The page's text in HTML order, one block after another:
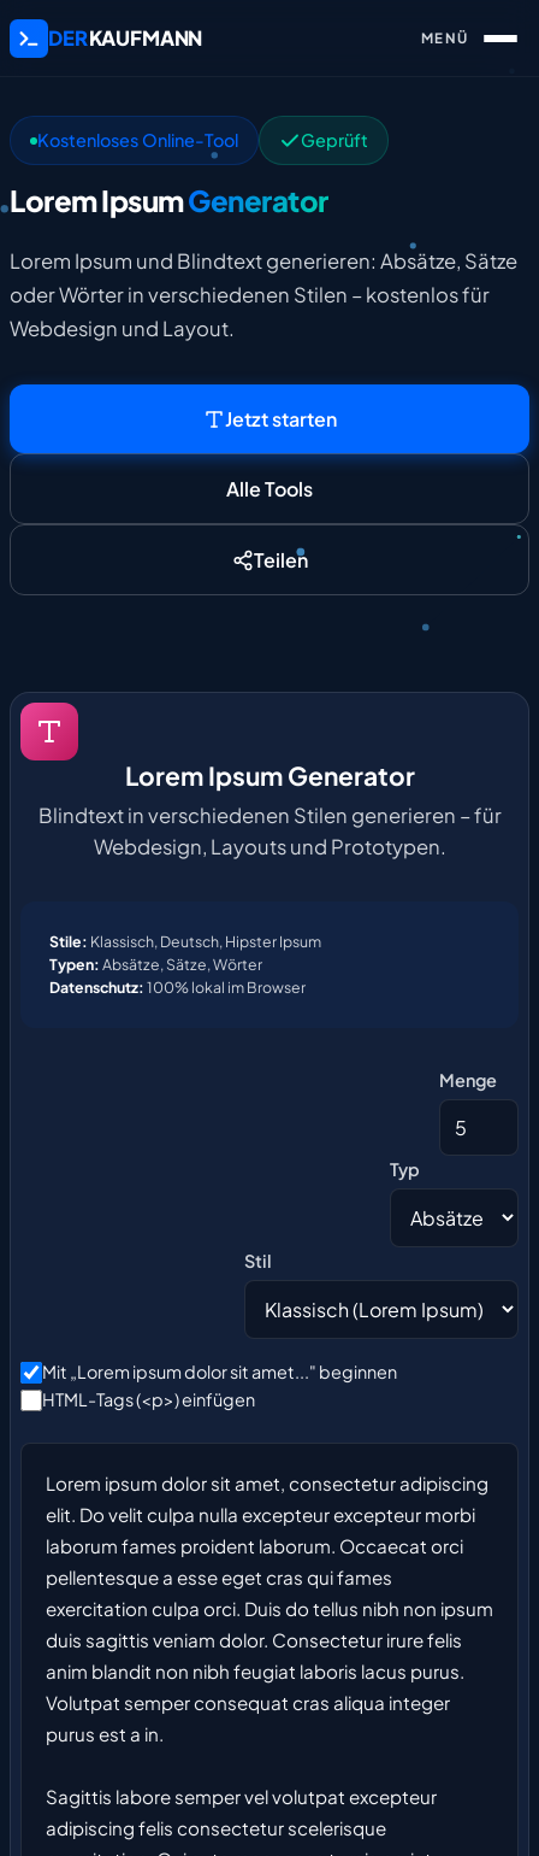
DERKAUFMANN
Kostenloses Online-Tool Geprüft
Lorem IpsumGenerator
Lorem Ipsum und Blindtext generieren: Absätze, Sätze
oder Wörter in verschiedenen Stilen – kostenlos für
Webdesign und Layout.
Jetzt starten
Alle Tools
Teilen
Lorem Ipsum Generator
Blindtext in verschiedenen Stilen generieren – für
Webdesign, Layouts und Prototypen.
Stile: Klassisch, Deutsch, Hipster Ipsum
Typen:Absätze, Sätze, Wörter
Datenschutz:100% lokal im Browser
Menge
Typ
Stil
Mit „Lorem ipsum dolor sit amet..." beginnen
HTML-Tags (<p>) einfügen
Lorem ipsum dolor sit amet, consectetur adipiscing
elit. Do velit culpa nulla excepteur excepteur morbi
laborum fames proident laborum. Occaecat orci
pellentesque a esse eget cras qui fames
exercitation culpa orci. Duis do tellus nibh non ipsum
duis sagittis veniam dolor. Consectetur irure felis
anim blandit non nibh feugiat laboris lacus purus.
Volutpat semper consequat cras aliqua integer
purus est a in.
Sagittis labore semper vel volutpat excepteur
adipiscing felis consectetur scelerisque